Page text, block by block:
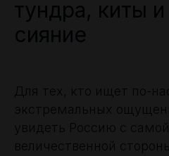
тундра, киты
сияние
Для тех, кто ищет по-
экстремальных
увидеть Россию с
величественной